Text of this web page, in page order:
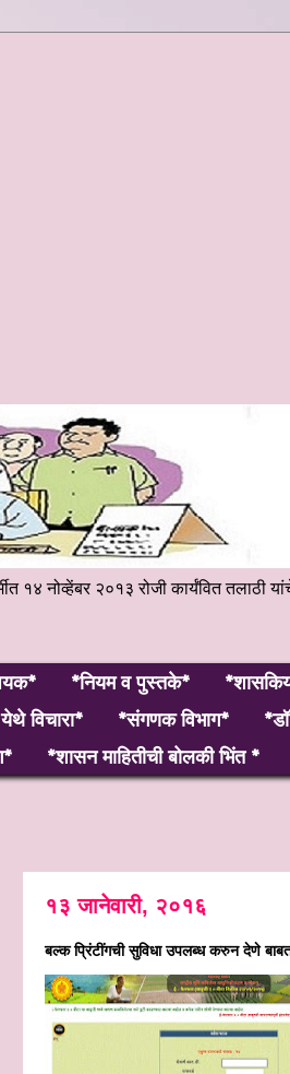
१४ नोव्हेंबर २०१३ रोजी कार्यंवित
*नियम व पुस्तके*
विचारा* *संगणक विभाग*
*शासन माहितीची बोलकी भिंत *
१३ जानेवारी, २०१६
बल्क प्रिंटींगची सुविधा उपलब्ध करुन देणे